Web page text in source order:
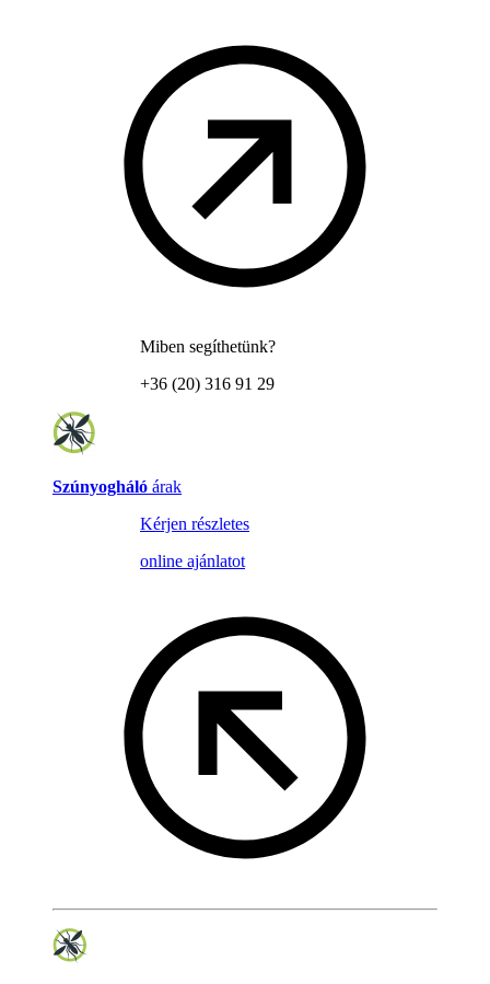
Miben segíthetünk?
+36 (20) 316 91 29
Szúnyogháló árak
Kérjen részletes
online ajánlatot